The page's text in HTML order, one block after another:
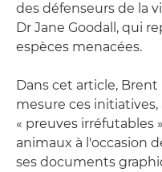
des défenseurs de la
Dr Jane Goodall, qui
espèces menacées.
Dans cet article,
mesure ces
« preuves irréfutables
animaux à l'occasion
ses documents